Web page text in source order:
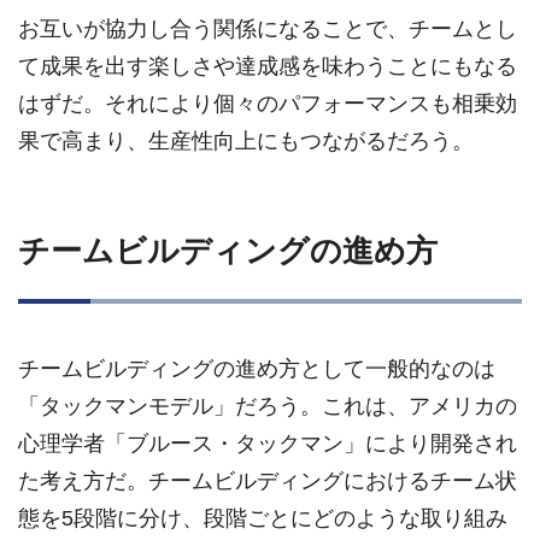
お互いが協力し合う関係になることで、チームとし
て成果を出す楽しさや達成感を味わうことにもなる
はずだ。それにより個々のパフォーマンスも相乗効
果で高まり、生産性向上にもつながるだろう。
チームビルディングの進め方
チームビルディングの進め方として一般的なのは
「タックマンモデル」だろう。これは、アメリカの
心理学者「ブルース・タックマン」により開発され
た考え方だ。チームビルディングにおけるチーム状
態を5段階に分け、段階ごとにどのような取り組み